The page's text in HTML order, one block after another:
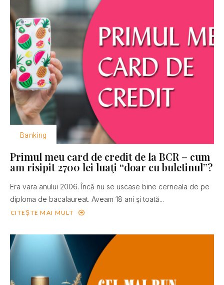
Banking
Primul meu card de credit de la BCR – cum
am risipit 2700 lei luaţi “doar cu buletinul”?
Era vara anului 2006. Încă nu se uscase bine cerneala de pe
diploma de bacalaureat. Aveam 18 ani şi toată...
CITEȘTE MAI MULT